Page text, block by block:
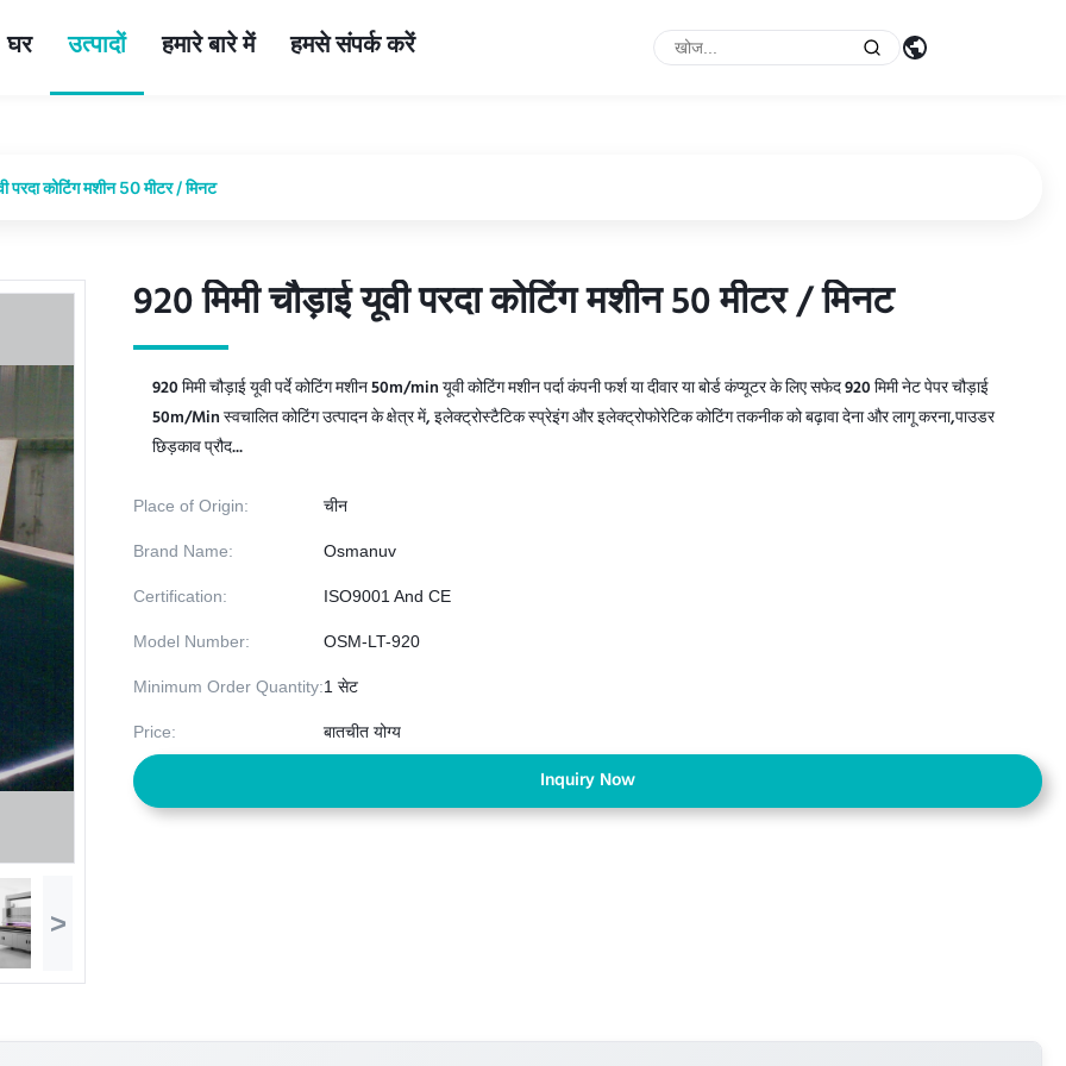
घर उत्पादों हमारे बारे में हमसे संपर्क करें
परदा कोटिंग मशीन 50 मीटर / मिनट
>
920 मिमी चौड़ाई यूवी परदा कोटिंग मशीन 50 मीटर / मिनट
920 मिमी चौड़ाई यूवी परदा कोटिंग मशीन 50 मीटर / मिनट
920 मिमी चौड़ाई यूवी पर्दे कोटिंग मशीन 50m/min यूवी कोटिंग मशीन पर्दा कंपनी फर्श या दीवार या बोर्ड कंप्यूटर के लिए सफेद 920 मिमी नेट पेपर चौड़ाई
50m/Min स्वचालित कोटिंग उत्पादन के क्षेत्र में, इलेक्ट्रोस्टैटिक स्प्रेइंग और इलेक्ट्रोफोरेटिक कोटिंग तकनीक को बढ़ावा देना और लागू करना,पाउडर
छिड़काव प्रौद...
Place of Origin: चीन
Brand Name: Osmanuv
Certification: ISO9001 And CE
Model Number: OSM-LT-920
Minimum Order Quantity:1 सेट
Price: बातचीत योग्य
Inquiry Now